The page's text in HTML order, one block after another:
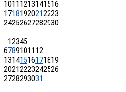
10111213141516
17181920212223
24252627282930
12345
6789101112
13141516171819
20212223242526
2728293031